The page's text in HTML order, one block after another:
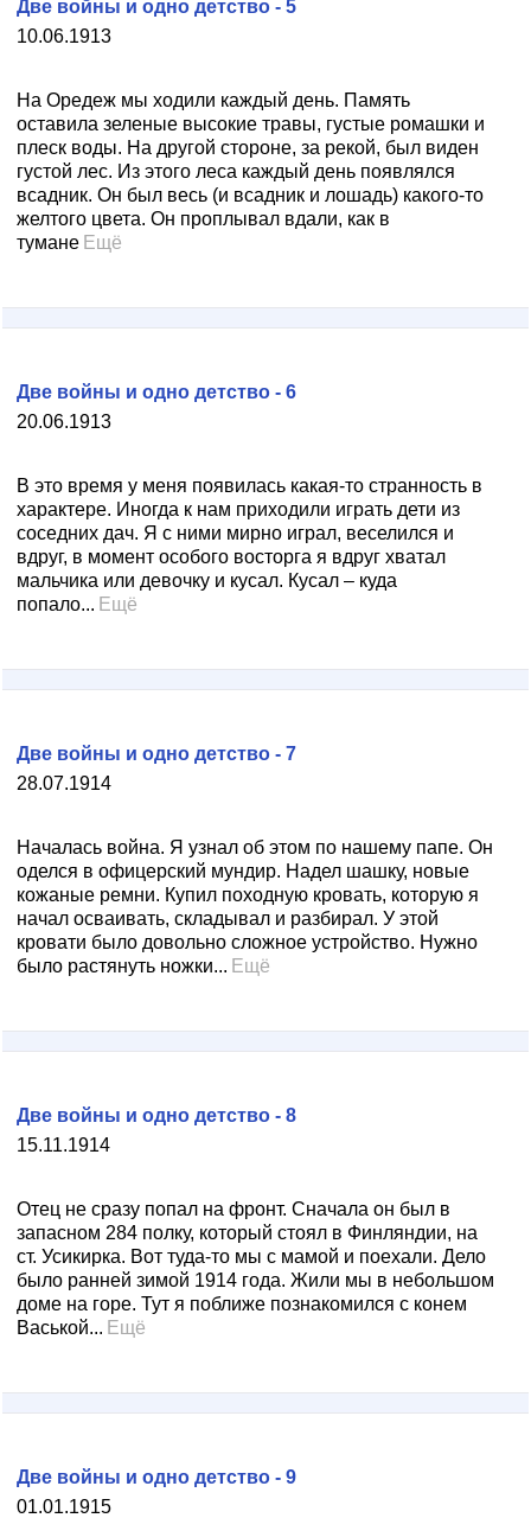
10.06.1913
Две войны и одно детство - 5
На Оредеж мы ходили каждый день. Память
оставила зеленые высокие травы, густые ромашки и
плеск воды. На другой стороне, за рекой, был виден
густой лес. Из этого леса каждый день появлялся
всадник. Он был весь (и всадник и лошадь) какого-то
желтого цвета. Он проплывал вдали, как в
тумане Ещё
20.06.1913
Две войны и одно детство - 6
В это время у меня появилась какая-то странность в
характере. Иногда к нам приходили играть дети из
соседних дач. Я с ними мирно играл, веселился и
вдруг, в момент особого восторга я вдруг хватал
мальчика или девочку и кусал. Кусал – куда
попало... Ещё
28.07.1914
Две войны и одно детство - 7
Началась война. Я узнал об этом по нашему папе. Он
оделся в офицерский мундир. Haдел шашку, новые
кожаные ремни. Купил походную кровать, которую я
начал осваивать, складывал и разбирал. У этой
кровати было довольно сложное устройство. Нужно
было растянуть ножки... Ещё
15.11.1914
Две войны и одно детство - 8
Отец не сразу попал на фронт. Сначала он был в
запасном 284 полку, который стоял в Финляндии, на
ст. Усикирка. Вот туда-то мы с мамой и поехали. Дело
было ранней зимой 1914 года. Жили мы в небольшом
доме на горе. Тут я поближе познакомился с конем
Васькой... Ещё
01.01.1915
Две войны и одно детство - 9